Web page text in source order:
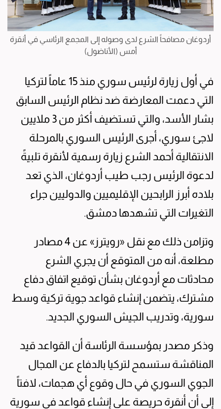
أردوغان مصافحاً الشرع لدى وصوله إلى المجمع الرئاسي في أنقرة
أمس (الأناضول)
في أول زيارة لرئيس سوري منذ 15 عاماً لتركيا
التي دعمت المعارضة ضد نظام الرئيس السابق
بشار الأسد، والتي تستضيف أكثر من 3 ملايين
لاجئ سوري، أجرى الرئيس السوري بالمرحلة
الانتقالية أحمد الشرع زيارة رسمية لأنقرة تلبيةً
لدعوة الرئيس رجب طيب أردوغان، الذي تعد
بلاده أبرز الرابحين الإقليميين والدوليين جراء
التغيرات التي تشهدها دمشق.
وتزامن ذلك مع نقل «رويترز» عن 4 مصادر
مطلعة، أنه من المتوقع أن يجري الشرع
محادثات مع أردوغان بشأن توقيع اتفاق دفاع
مشترك، يتضمن إنشاء قواعد جوية تركية وسط
سورية، وتدريب الجيش السوري الجديد.
وذكر مصدر بمؤسسة الرئاسة أن القواعد قيد
المناقشة ستسمح لتركيا بالدفاع عن المجال
الجوي السوري في حال وقوع أي هجمات، لافتاً
إلى أن أنقرة حريصة على إنشاء قواعد في سورية